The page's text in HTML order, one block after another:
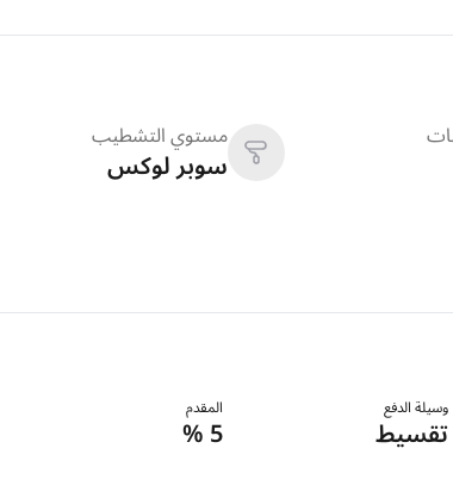
مستوي التشطيب
سوبر لوكس
وسيلة الدفع
تقسيط
المقدم
5 %